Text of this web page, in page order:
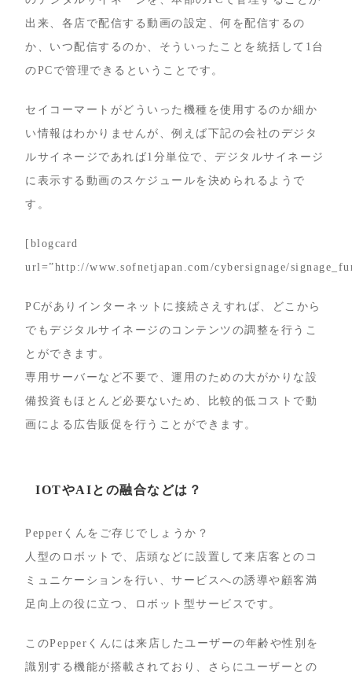
出来、各店で配信する動画の設定、何を配信するの
か、いつ配信するのか、そういったことを統括して1台
のPCで管理できるということです。
セイコーマートがどういった機種を使用するのか細か
い情報はわかりませんが、例えば下記の会社のデジタ
ルサイネージであれば1分単位で、デジタルサイネージ
に表示する動画のスケジュールを決められるようで
す。
[blogcard
url=”http://www.sofnetjapan.com/cybersignage/
PCがありインターネットに接続さえすれば、どこから
でもデジタルサイネージのコンテンツの調整を行うこ
とができます。
専用サーバーなど不要で、運用のための大がかりな設
備投資もほとんど必要ないため、比較的低コストで動
画による広告販促を行うことができます。
IOTやAIとの融合などは？
Pepperくんをご存じでしょうか？
人型のロボットで、店頭などに設置して来店客とのコ
ミュニケーションを行い、サービスへの誘導や顧客満
足向上の役に立つ、ロボット型サービスです。
このPepperくんには来店したユーザーの年齢や性別を
識別する機能が搭載されており、さらにユーザーとの